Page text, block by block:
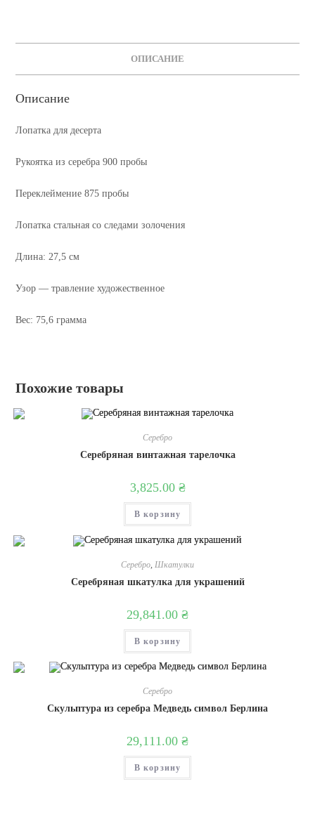
ОПИСАНИЕ
Описание
Лопатка для десерта
Рукоятка из серебра 900 пробы
Переклеймение 875 пробы
Лопатка стальная со следами золочения
Длина: 27,5 см
Узор — травление художественное
Вес: 75,6 грамма
Похожие товары
Серебро
Серебряная винтажная тарелочка
3,825.00 ₴
В корзину
Серебро Шкатулки
Серебряная шкатулка для украшений
29,841.00 ₴
В корзину
Серебро
Скульптура из серебра Медведь символ Берлина
29,111.00 ₴
В корзину